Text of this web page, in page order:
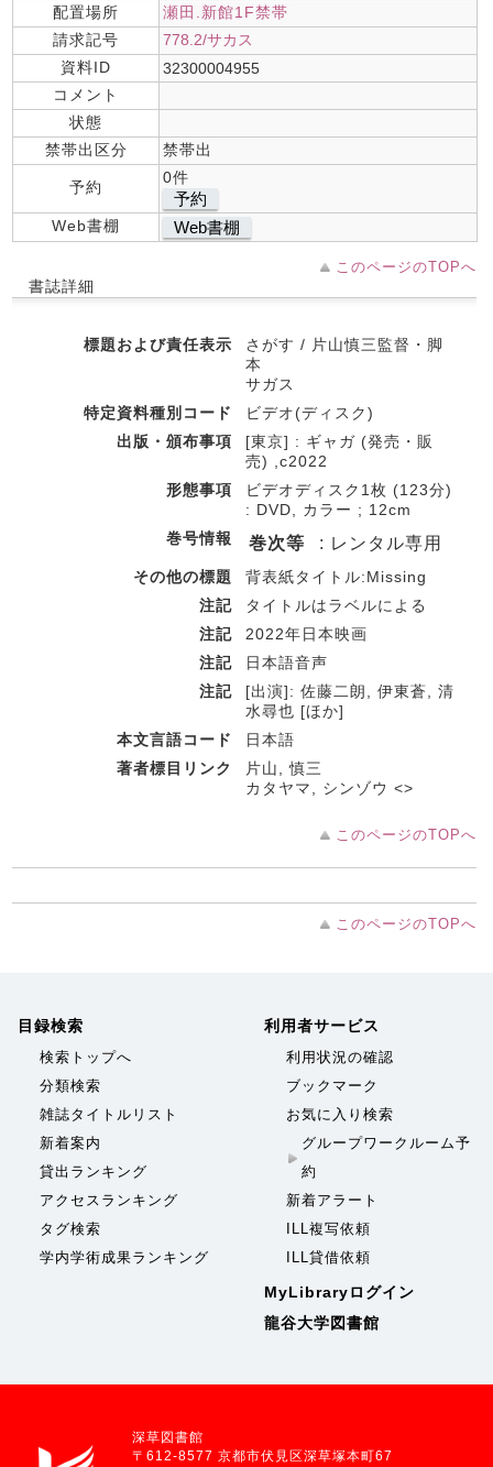
配置場所
瀬田.新館1F禁帯
請求記号
778.2/サカス
資料ID
32300004955
コメント
状態
禁帯出区分
禁帯出
予約
0件
予約
Web書棚 Web書棚
このページのTOPへ
書誌詳細
標題および責任表示
さがす / 片山慎三監督・脚
本
サガス
特定資料種別コード
ビデオ(ディスク)
出版・頒布事項
[東京] : ギャガ (発売・販
売) ,c2022
形態事項
ビデオディスク1枚 (123分)
: DVD, カラー ; 12cm
巻号情報
巻次等 : レンタル専用
その他の標題
背表紙タイトル:Missing
注記
タイトルはラベルによる
注記
2022年日本映画
注記
日本語音声
注記
[出演]: 佐藤二朗, 伊東蒼, 清
水尋也 [ほか]
本文言語コード
日本語
著者標目リンク
片山, 慎三
カタヤマ, シンゾウ <>
このページのTOPへ
このページのTOPへ
目録検索
検索トップへ
分類検索
雑誌タイトルリスト
新着案内
貸出ランキング
アクセスランキング
タグ検索
学内学術成果ランキング
利用者サービス
利用状況の確認
ブックマーク
お気に入り検索
グループワークルーム予
約
新着アラート
ILL複写依頼
ILL貸借依頼
MyLibraryログイン
龍谷大学図書館
深草図書館
〒612-8577 京都市伏見区深草塚本町67